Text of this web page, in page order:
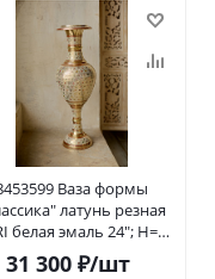
Ваза формы
латунь резная
белая эмаль 24"; H=61
см (3599) 8453599
31 300₽/шт